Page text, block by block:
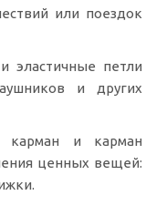
или поездок
эластичные петли
и других
карман и карман
ценных вещей: